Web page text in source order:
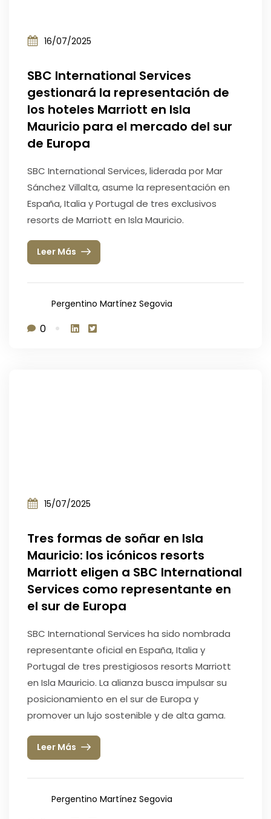
16/07/2025
SBC International Services
gestionará la representación de
los hoteles Marriott en Isla
Mauricio para el mercado del sur
de Europa
SBC International Services, liderada por Mar
Sánchez Villalta, asume la representación en
España, Italia y Portugal de tres exclusivos
resorts de Marriott en Isla Mauricio.
Leer Más
Pergentino Martínez Segovia
0
15/07/2025
Tres formas de soñar en Isla
Mauricio: los icónicos resorts
Marriott eligen a SBC International
Services como representante en
el sur de Europa
SBC International Services ha sido nombrada
representante oficial en España, Italia y
Portugal de tres prestigiosos resorts Marriott
en Isla Mauricio. La alianza busca impulsar su
posicionamiento en el sur de Europa y
promover un lujo sostenible y de alta gama.
Leer Más
Pergentino Martínez Segovia